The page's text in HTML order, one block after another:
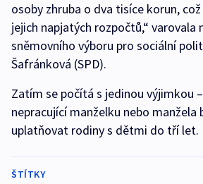
osoby zhruba o dva tisíce korun,
jejich napjatých rozpočtů,“
sněmovního výboru pro sociální
Šafránková (SPD).
Zatím se počítá s jedinou výjimkou
nepracující manželku nebo manžela
uplatňovat rodiny s dětmi do tří let.
ŠTÍTKY